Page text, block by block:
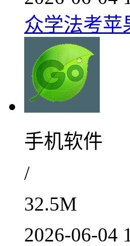
众学法考苹
手机软件
/
32.5M
2026-06-04